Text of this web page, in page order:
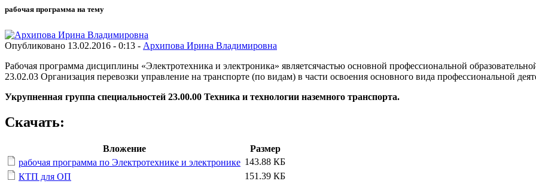
рабочая программа на тему
Опубликовано 13.02.2016 - 0:13 - Архипова Ирина Владимировна
Рабочая программа дисциплины «Электротехника и электроника» являетсячастью основной профессиональной
23.02.03 Организация перевозки управление на транспорте (по видам) в части освоения основного вида профессиональной
Укрупненная группа специальностей 23.00.00 Техника и технологии наземного транспорта.
Скачать:
Вложение
Размер
рабочая программа по Электротехнике и электронике 143.88 КБ
КТП для ОП
151.39 КБ